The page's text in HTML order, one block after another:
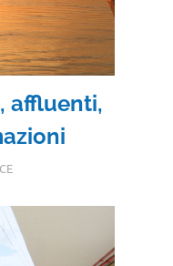
affluenti,